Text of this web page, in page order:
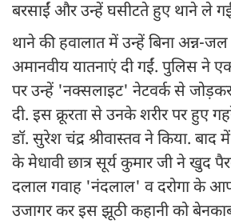
बरसाईं और उन्हें घसीटते हुए थाने ले
थाने की हवालात में उन्हें बिना अन्न-
अमानवीय यातनाएं दी गईं. पुलिस ने
पर उन्हें 'नक्सलाइट' नेटवर्क से जोड़कर
दी. इस क्रूरता से उनके शरीर पर हुए
डॉ. सुरेश चंद्र श्रीवास्तव ने किया.
के मेधावी छात्र सूर्य कुमार जी ने खुद
दलाल गवाह 'नंदलाल' व दरोगा के
उजागर कर इस झूठी कहानी को